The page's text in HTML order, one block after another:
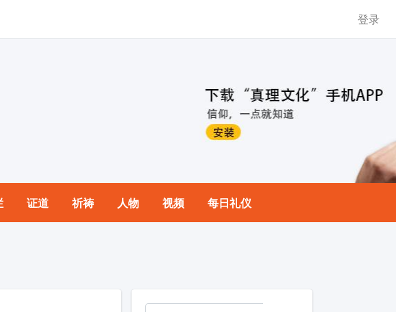
登录
证道 祈祷 人物 视频 每日礼仪